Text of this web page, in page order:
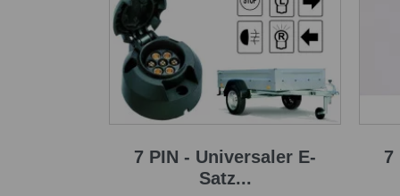
7 PIN - Universaler E-
Satz...
7